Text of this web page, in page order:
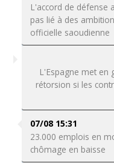
L'accord de défense
pas lié à des
officielle saoudienne
L'Espagne met en
rétorsion si les
07/08 15:31
23.000 emplois en
chômage en baisse